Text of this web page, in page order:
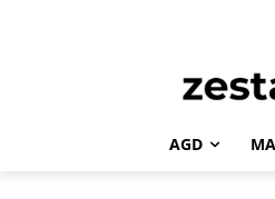
AGD